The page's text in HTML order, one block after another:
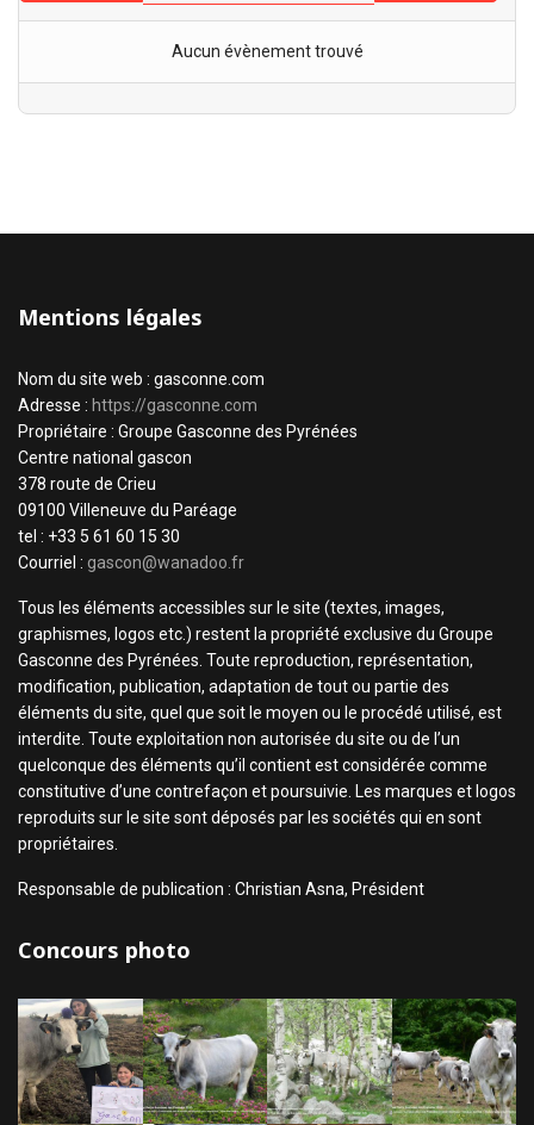
Aucun évènement trouvé
Mentions légales
Nom du site web : gasconne.com
Adresse : https://gasconne.com
Propriétaire : Groupe Gasconne des Pyrénées
Centre national gascon
378 route de Crieu
09100 Villeneuve du Paréage
tel : +33 5 61 60 15 30
Courriel : gascon@wanadoo.fr
Tous les éléments accessibles sur le site (textes, images,
graphismes, logos etc.) restent la propriété exclusive du Groupe
Gasconne des Pyrénées. Toute reproduction, représentation,
modification, publication, adaptation de tout ou partie des
éléments du site, quel que soit le moyen ou le procédé utilisé, est
interdite. Toute exploitation non autorisée du site ou de l’un
quelconque des éléments qu’il contient est considérée comme
constitutive d’une contrefaçon et poursuivie. Les marques et logos
reproduits sur le site sont déposés par les sociétés qui en sont
propriétaires.
Responsable de publication : Christian Asna, Président
Concours photo